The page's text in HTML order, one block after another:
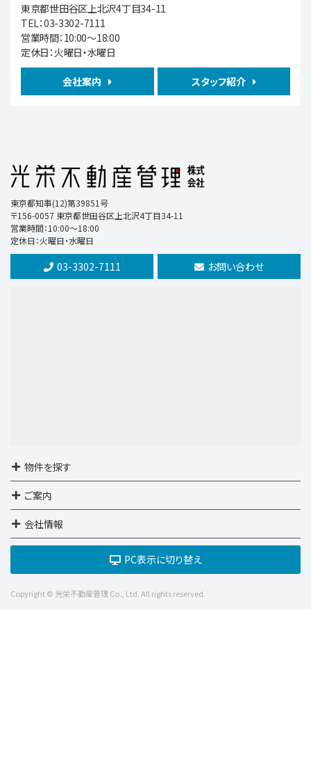
第6位
第7位
第8位
東京都世田谷区上北沢4丁目34-11
TEL：03-3302-7111
営業時間：10:00～18:00
定休日：火曜日・水曜日
会社案内 スタッフ紹介
東京都知事(12)第39851号
〒156-0057 東京都世田谷区上北沢4丁目34-11
営業時間：10:00～18:00
定休日：火曜日・水曜日
03-3302-7111 お問い合わせ
物件を探す
ご案内
会社情報
PC表示に切り替え
Copyright © 光栄不動産管理 Co., Ltd. All rights reserved.